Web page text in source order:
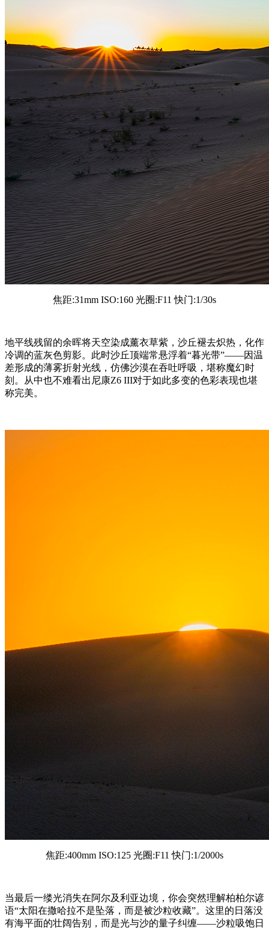
焦距:31mm ISO:160 光圈:F11 快门:1/30s
地平线残留的余晖将天空染成薰衣草紫，沙丘褪去炽热，化作
冷调的蓝灰色剪影。此时沙丘顶端常悬浮着“暮光带”——因温
差形成的薄雾折射光线，仿佛沙漠在吞吐呼吸，堪称魔幻时
刻。从中也不难看出尼康Z6 III对于如此多变的色彩表现也堪
称完美。
焦距:400mm ISO:125 光圈:F11 快门:1/2000s
当最后一缕光消失在阿尔及利亚边境，你会突然理解柏柏尔谚
语“太阳在撒哈拉不是坠落，而是被沙粒收藏”。这里的日落没
有海平面的壮阔告别，而是光与沙的量子纠缠——沙粒吸饱日